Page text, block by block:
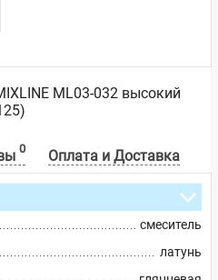
ML03-032 высокий
0 Оплата и Доставка
смеситель
латунь